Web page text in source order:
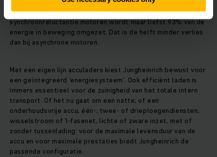
krachtige prestaties en zuinigheid van synchroonmotoren. Bij
synchroonreluctantie motoren wordt maar liefst 93% van de
energie in beweging omgezet. Dat is de helft minder verlies
dan bij asynchrone motoren.
Met een eigen lijn acculaders kiest Jungheinrich bewust voor
een geïntegreerd ‘energiesysteem’. Ook efficiënt laden is
immers essentieel voor de zuinigheid van het totale intern
transport. Of het nu gaat om een natte, of een
onderhoudsvrije accu, één-, twee- of drieploegendiensten,
wisselstroom of 1-fasenet, lichte of zware inzet, met of
zonder tussenlading: voor de maximale levensduur van de
accu en voor maximale prestaties biedt Jungheinrich de
passende configuratie.